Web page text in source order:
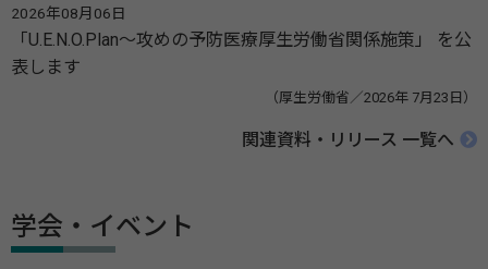
2026年08月06日
「U.E.N.O.Plan～攻めの予防医療厚生労働省関係施策」 を公
表します
（厚生労働省／2026年 7月23日）
関連資料・リリース 一覧へ
学会・イベント